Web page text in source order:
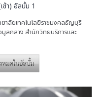
า) อัลบั้ม 1
าลัยเทคโนโลยีราชมงคลธัญบุรี
ลกลาง สำนักวิทยบริการและ